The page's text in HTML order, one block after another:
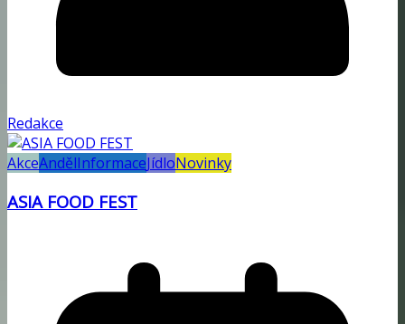
Redakce
AkceAndělInformaceJídloNovinky
ASIA FOOD FEST